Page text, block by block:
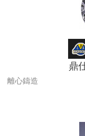
鼎
離心鑄造